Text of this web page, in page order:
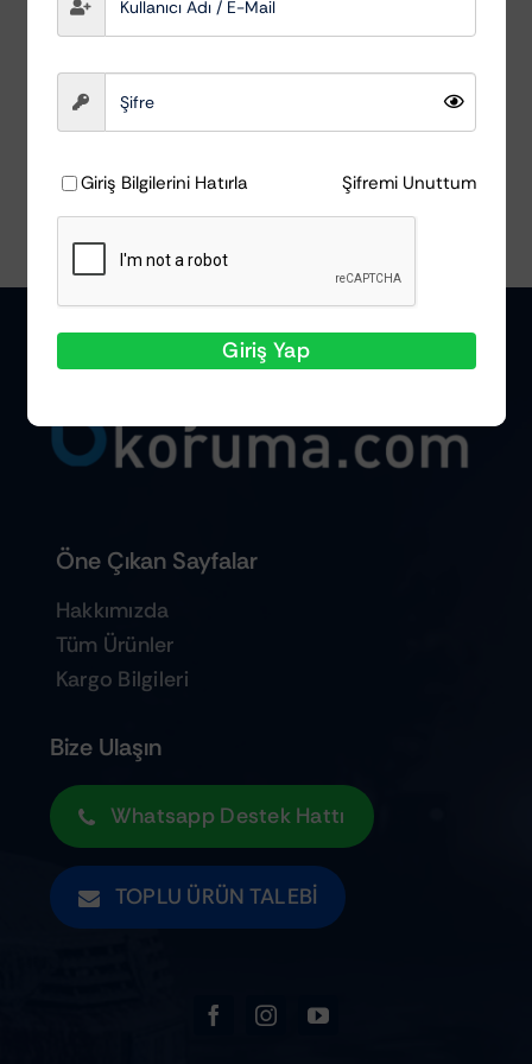
Sepete Ekle Ayrıntılar
Öne Çıkan Sayfalar
Hakkımızda
Tüm Ürünler
Kargo Bilgileri
Bize Ulaşın
Whatsapp Destek Hattı
TOPLU ÜRÜN TALEBI
Giriş Bilgilerini Hatırla Şifremi Unuttum
Giriş Yap